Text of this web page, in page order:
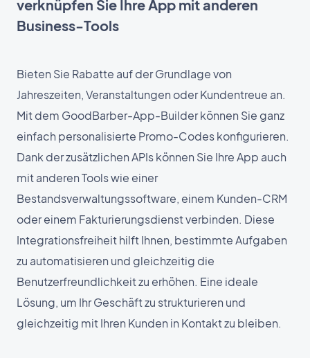
verknüpfen Sie Ihre App mit anderen
Business-Tools
Bieten Sie Rabatte auf der Grundlage von
Jahreszeiten, Veranstaltungen oder Kundentreue an.
Mit dem GoodBarber-App-Builder können Sie ganz
einfach personalisierte Promo-Codes konfigurieren.
Dank der zusätzlichen APIs können Sie Ihre App auch
mit anderen Tools wie einer
Bestandsverwaltungssoftware, einem Kunden-CRM
oder einem Fakturierungsdienst verbinden. Diese
Integrationsfreiheit hilft Ihnen, bestimmte Aufgaben
zu automatisieren und gleichzeitig die
Benutzerfreundlichkeit zu erhöhen. Eine ideale
Lösung, um Ihr Geschäft zu strukturieren und
gleichzeitig mit Ihren Kunden in Kontakt zu bleiben.